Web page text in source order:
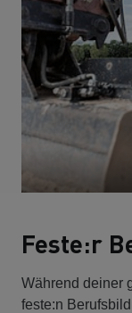
Feste:r
Während deiner
feste:n